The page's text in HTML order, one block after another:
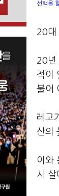
선택을
20대
20년
적이
불어
레고
산의
이와
시 살